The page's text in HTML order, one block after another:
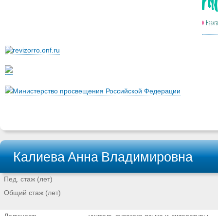
Министерство просвещения Российской Федерации
Калиева Анна Владимировна
Пед. стаж (лет)
Общий стаж (лет)